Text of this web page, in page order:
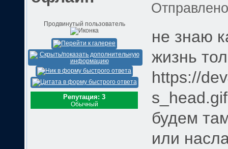
Продвинутый пользователь
Репутация: 3
Обычный
не знаю
жизнь
https://
будем
или